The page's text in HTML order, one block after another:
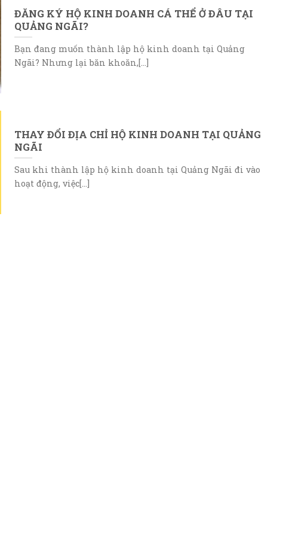
ĐĂNG KÝ HỘ KINH DOANH CÁ THỂ Ở ĐÂU TẠI
QUẢNG NGÃI?
Bạn đang muốn thành lập hộ kinh doanh tại Quảng
Ngãi? Nhưng lại băn khoăn,[...]
THAY ĐỔI ĐỊA CHỈ HỘ KINH DOANH TẠI QUẢNG
NGÃI
Sau khi thành lập hộ kinh doanh tại Quảng Ngãi đi vào
hoạt động, việc[...]